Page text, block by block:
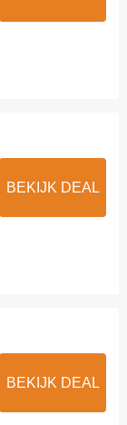
BEKIJK DEAL
BEKIJK DEAL